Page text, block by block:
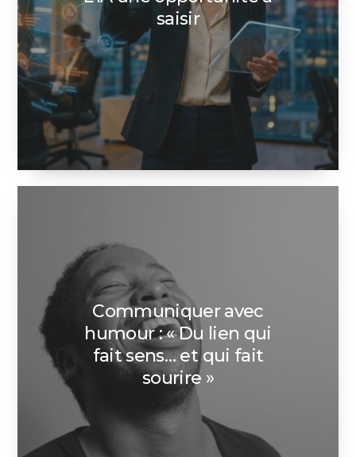
saisir
Communiquer avec
humour : « Du lien qui
fait sens… et qui fait
sourire »